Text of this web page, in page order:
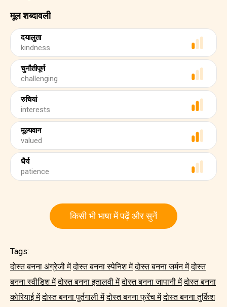
मूल शब्दावली
दयालुता
kindness
चुनौतीपूर्ण
challenging
रुचियां
interests
मूल्यवान
valued
धैर्य
patience
किसी भी भाषा में पढ़ें और सुनें
Tags:
दोस्त बनना अंग्रेजी में दोस्त बनना स्पेनिश में दोस्त बनना जर्मन में दोस्त
बनना स्वीडिश में दोस्त बनना इतालवी में दोस्त बनना जापानी में दोस्त बनना
कोरियाई में दोस्त बनना पुर्तगाली में दोस्त बनना फ्रेंच में दोस्त बनना तुर्किश